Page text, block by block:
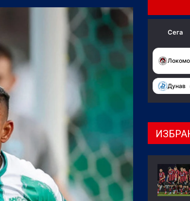
Сега
Дунав